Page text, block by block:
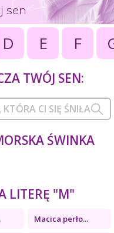
sen
D E F
TWÓJ SEN:
ŚWINKA
LITERĘ "M"
Macica perło...